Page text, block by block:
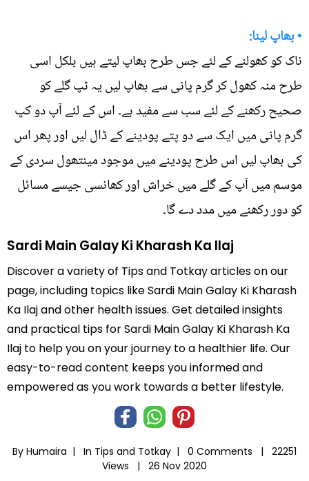
• بھاپ لینا:
ناک کو کھولنے کے لئے جس طرح بھاپ لیتے ہیں بلکل اسی
طرح منہ کھول کر گرم پانی سے بھاپ لیں یہ ٹپ گلے کو
صحیح رکھنے کے لئے سب سے مفید ہے۔ اس کے لئے آپ دو کپ
گرم پانی میں ایک سے دو پتے پودینے کے ڈال لیں اور پھر اس
کی بھاپ لیں اس طرح پودینے میں موجود مینتھول سردی کے
موسم میں آپ کے گلے میں خراش اور کھانسی جیسے مسائل
کو دور رکھنے میں مدد دے گا۔
Sardi Main Galay Ki Kharash Ka Ilaj
Discover a variety of Tips and Totkay articles on our
page, including topics like Sardi Main Galay Ki Kharash
Ka Ilaj and other health issues. Get detailed insights
and practical tips for Sardi Main Galay Ki Kharash Ka
Ilaj to help you on your journey to a healthier life. Our
easy-to-read content keeps you informed and
empowered as you work towards a better lifestyle.
By Humaira | In Tips and Totkay | 0 Comments |
22251
Views |
26 Nov 2020